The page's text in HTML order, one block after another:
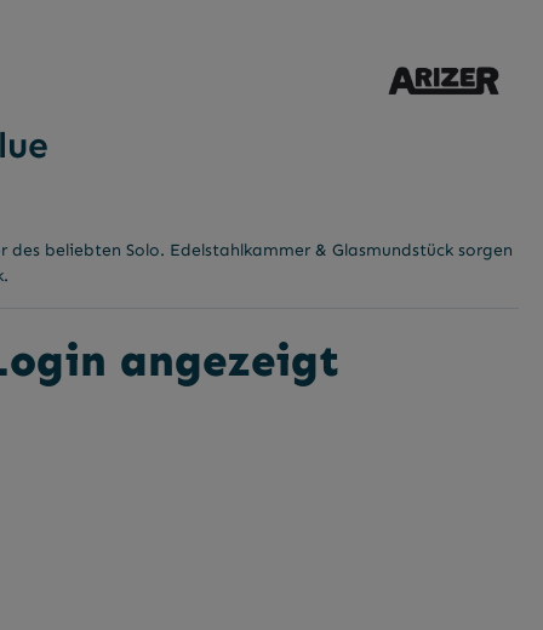
beliebten Solo. Edelstahlkammer & Glasmundstück sorgen
angezeigt